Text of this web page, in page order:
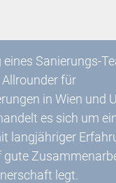
Sanierungs-
für
in Wien und
es sich um
langjähriger
gute
legt.